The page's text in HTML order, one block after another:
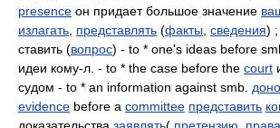
presence он придает большое значение
излагать представлять (факты сведения) ;
ставить (вопрос) - to * one's ideas before
идеи кому-л. - to * the case before the court
судом - to * an information against smb.
evidence before a committee представить